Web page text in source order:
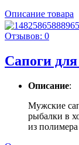
Описание товара
Отзывов: 0
Сапоги
Описание:
Мужские
рыбалки в
из полимера